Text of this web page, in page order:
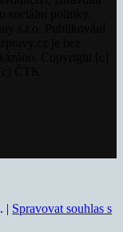
. | Spravovat souhlas s